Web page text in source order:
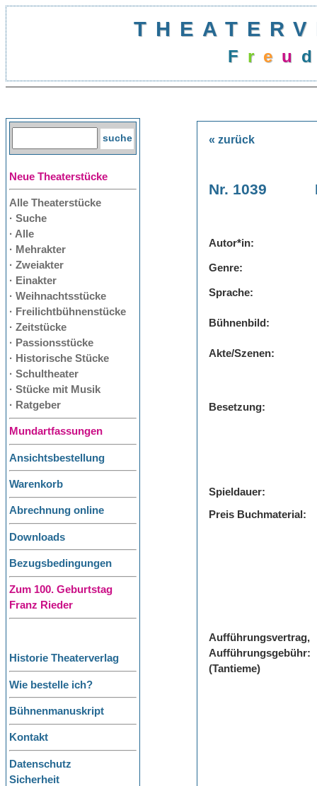
Fr eud
Neue Theaterstücke
Alle Theaterstücke
· Suche
· Alle
· Mehrakter
· Zweiakter
· Einakter
· Weihnachtsstücke
· Freilichtbühnenstücke
· Zeitstücke
· Passionsstücke
· Historische Stücke
· Schultheater
· Stücke mit Musik
· Ratgeber
Mundartfassungen
Ansichtsbestellung
Warenkorb
Abrechnung online
Downloads
Bezugsbedingungen
Zum 100. Geburtstag
Franz Rieder
Historie Theaterverlag
Wie bestelle ich?
Bühnenmanuskript
Kontakt
Datenschutz
Sicherheit
« zurück
Nr. 1039
Autor*in:
Genre:
Sprache:
Bühnenbild:
Akte/Szenen:
Besetzung:
Spieldauer:
Preis Buchmaterial:
Aufführungsvertrag,
Aufführungsgebühr:
(Tantieme)